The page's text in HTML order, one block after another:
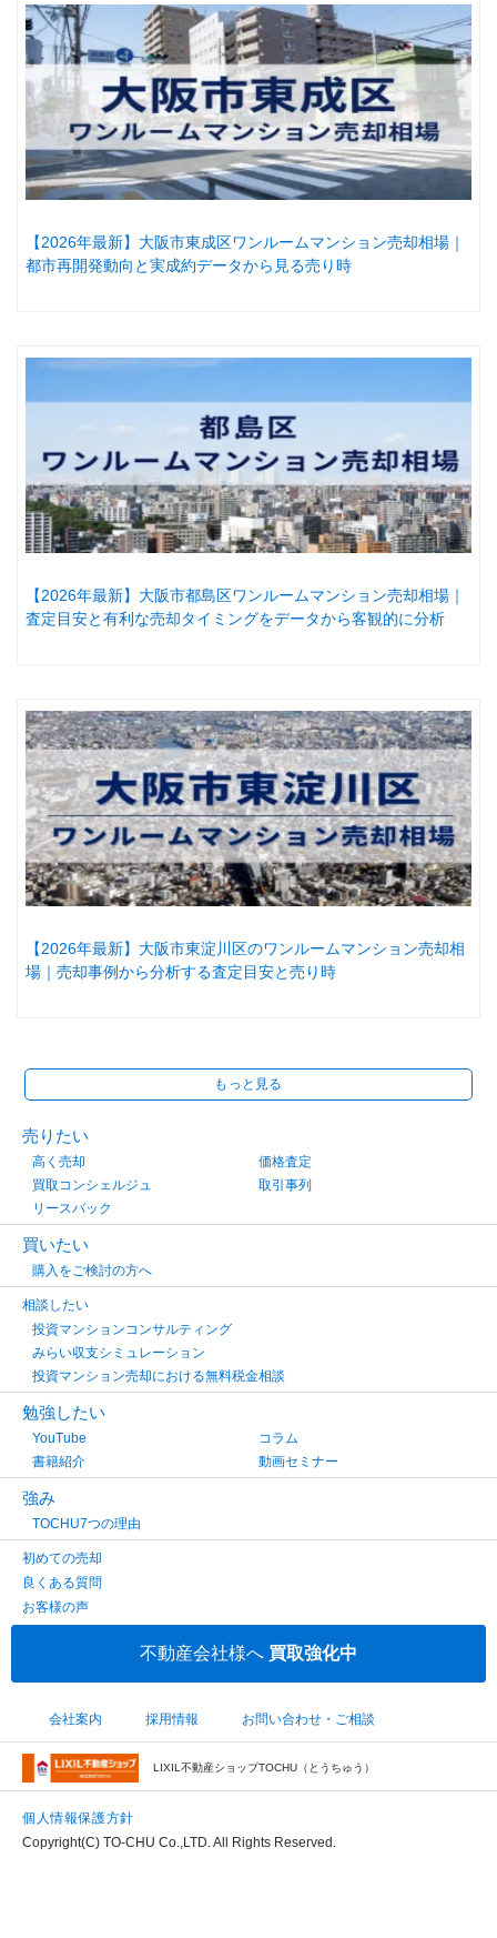
【2026年最新】大阪市東成区ワンルームマンション売却相場｜
都市再開発動向と実成約データから見る売り時
【2026年最新】大阪市都島区ワンルームマンション売却相場｜
査定目安と有利な売却タイミングをデータから客観的に分析
【2026年最新】大阪市東淀川区のワンルームマンション売却相
場｜売却事例から分析する査定目安と売り時
もっと見る
売りたい
高く売却
価格査定
買取コンシェルジュ
取引事列
リースバック
買いたい
購入をご検討の方へ
相談したい
投資マンションコンサルティング
みらい収支シミュレーション
投資マンション売却における無料税金相談
勉強したい
YouTube
コラム
書籍紹介
動画セミナー
強み
TOCHU7つの理由
初めての売却
良くある質問
お客様の声
不動産会社様へ 買取強化中
会社案内 採用情報 お問い合わせ・ご相談
LIXIL不動産ショップTOCHU（とうちゅう）
個人情報保護方針
Copyright(C) TO-CHU Co.,LTD. All Rights Reserved.